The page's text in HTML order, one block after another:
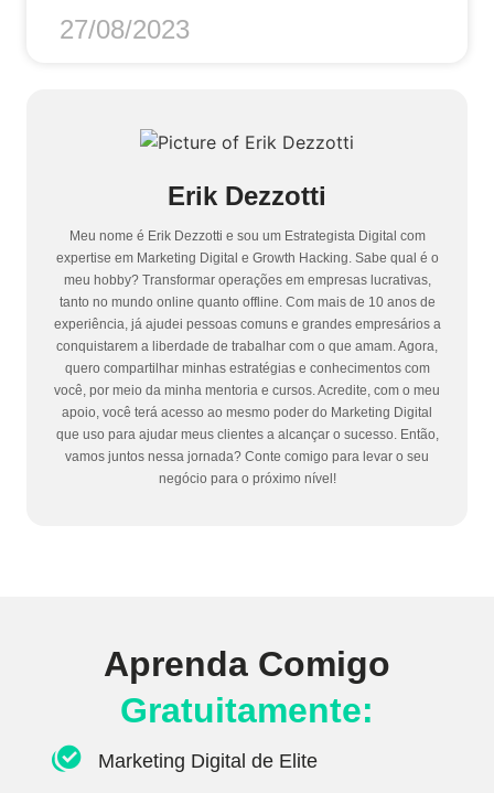
27/08/2023
Erik Dezzotti
Meu nome é Erik Dezzotti e sou um Estrategista Digital com
expertise em Marketing Digital e Growth Hacking. Sabe qual é o
meu hobby? Transformar operações em empresas lucrativas,
tanto no mundo online quanto offline. Com mais de 10 anos de
experiência, já ajudei pessoas comuns e grandes empresários a
conquistarem a liberdade de trabalhar com o que amam. Agora,
quero compartilhar minhas estratégias e conhecimentos com
você, por meio da minha mentoria e cursos. Acredite, com o meu
apoio, você terá acesso ao mesmo poder do Marketing Digital
que uso para ajudar meus clientes a alcançar o sucesso. Então,
vamos juntos nessa jornada? Conte comigo para levar o seu
negócio para o próximo nível!
Aprenda Comigo
Gratuitamente:
Marketing Digital de Elite